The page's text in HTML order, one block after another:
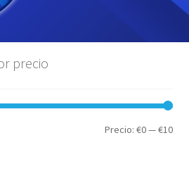
precio
Precio:€0—€10